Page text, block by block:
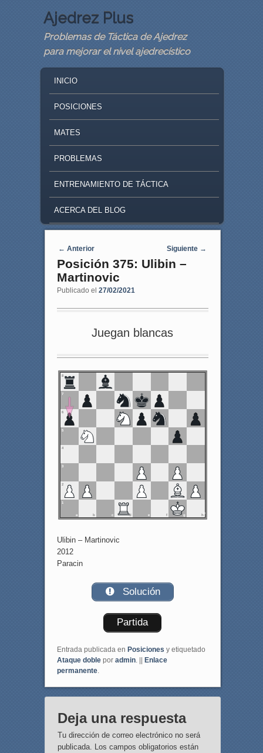
Ajedrez Plus
Problemas de Táctica de Ajedrez
para mejorar el nivel ajedrecístico
SKIP TO PRIMARY CONTENT
SKIP TO SECONDARY CONTENT
INICIO
POSICIONES
MATES
PROBLEMAS
ENTRENAMIENTO DE TÁCTICA
ACERCA DEL BLOG
Navegaci�n de entradas
← Anterior Siguiente →
Posición 375: Ulibin –
Martinovic
Publicado el 27/02/2021
Juegan blancas
8
7
6
5
4
3
2
1
a b c d e f g h
Ulibin – Martinovic
2012
Paracin
Solución
Partida
Entrada publicada en Posiciones y etiquetado
Ataque doblepor admin. || Enlace
permanente.
Deja una respuesta
Tu dirección de correo electrónico no será
publicada. Los campos obligatorios están